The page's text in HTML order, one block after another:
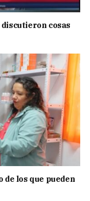
cosas
de los que pueden